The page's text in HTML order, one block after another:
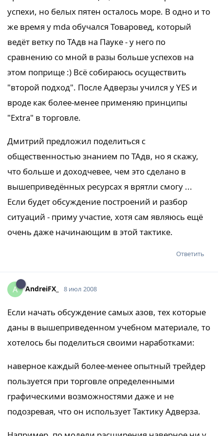
успехи, но белых пятен осталось море. В одно и то
же время у mda обучался Товаровед, который
ведёт ветку по ТАдв на Пауке - у него по
сравнению со мной в разы больше успехов на
этом поприще :) Всё собираюсь осуществить
"второй подход". После Адверзы учился у YES и
вроде как более-менее применяю принципы
"Extra" в торговле.
Дмитрий предложил поделиться с
общественностью знанием по ТАдв, но я скажу,
что больше и доходчевее, чем это сделано в
вышеприведённых ресурсах я врятли смогу ...
Если будет обсуждение построений и разбор
ситуаций - приму участие, хотя сам являюсь ещё
очень даже начинающим в этой тактике.
Ответить
A AndreiFX_ 8 июл 2008
Если начать обсуждение самых азов, тех которые
даны в вышеприведенном учебном материале, то
хотелось бы поделиться своими наработками:
наверное каждый более-менее опытный трейдер
пользуется при торговле определенными
графическими возможностями даже и не
подозревая, что он использует Тактику Адверза.